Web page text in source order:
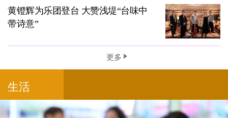
黄镫辉为乐团登台 大赞浅堤“台味中
带诗意”
更多
生活